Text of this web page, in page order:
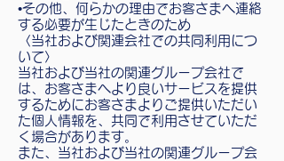
•その他、何らかの理由でお客さまへ連絡
する必要が生じたときのため
〈当社および関連会社での共同利用につ
いて〉
当社および当社の関連グループ会社で
は、お客さまへより良いサービスを提供
するためにお客さまよりご提供いただい
た個人情報を、共同で利用させていただ
く場合があります。
また、当社および当社の関連グループ会